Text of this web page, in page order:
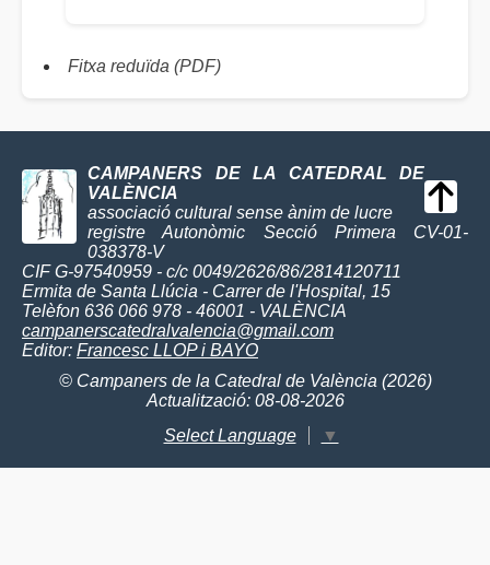
Fitxa reduïda (PDF)
CAMPANERS DE LA CATEDRAL DE
VALÈNCIA
associació cultural sense ànim de lucre
registre Autonòmic Secció Primera CV-01-
038378-V
CIF G-97540959 - c/c 0049/2626/86/2814120711
Ermita de Santa Llúcia - Carrer de l'Hospital, 15
Telèfon 636 066 978 - 46001 - VALÈNCIA
campanerscatedralvalencia@gmail.com
Editor: Francesc LLOP i BAYO
© Campaners de la Catedral de València (2026)
Actualització: 08-08-2026
Select Language
▼